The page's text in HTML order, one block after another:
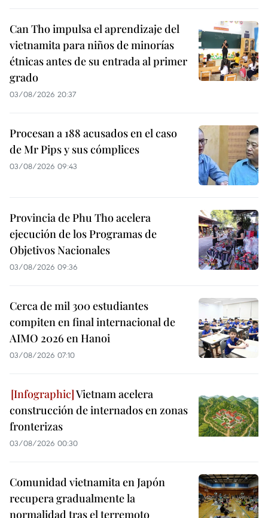
Can Tho impulsa el aprendizaje del
vietnamita para niños de minorías
étnicas antes de su entrada al primer
grado
03/08/2026 20:37
Procesan a 188 acusados en el caso
de Mr Pips y sus cómplices
03/08/2026 09:43
Provincia de Phu Tho acelera
ejecución de los Programas de
Objetivos Nacionales
03/08/2026 09:36
Cerca de mil 300 estudiantes
compiten en final internacional de
AIMO 2026 en Hanoi
03/08/2026 07:10
Vietnam acelera
construcción de internados en zonas
fronterizas
03/08/2026 00:30
Comunidad vietnamita en Japón
recupera gradualmente la
normalidad tras el terremoto